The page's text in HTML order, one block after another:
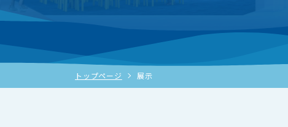
トップページ 展示